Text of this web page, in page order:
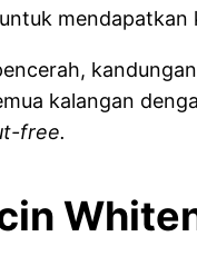
kalangan
free.